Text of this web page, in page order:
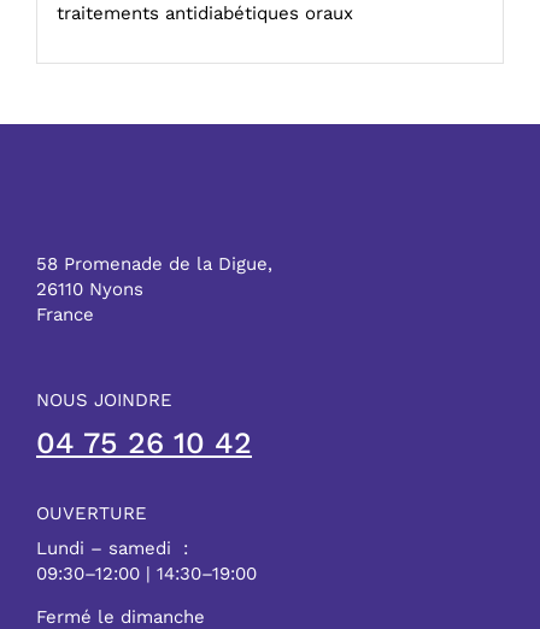
traitements antidiabétiques oraux
58 Promenade de la Digue,
26110 Nyons
France
NOUS JOINDRE
04 75 26 10 42
OUVERTURE
Lundi – samedi :
09:30–12:00 | 14:30–19:00
Fermé le dimanche